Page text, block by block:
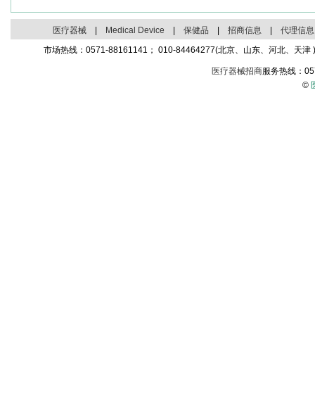
医疗器械| Medical Device 保健品 招商信息 代理信息
市场热线：0571-88161141； 010-84464277(北京、山东、河北、天
医疗器械招商服务热线：
©